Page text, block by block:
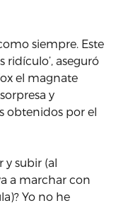
siempre. Este
ridículo’, aseguró
el magnate
y
obtenidos por el
y subir (al
a marchar con
Yo no he